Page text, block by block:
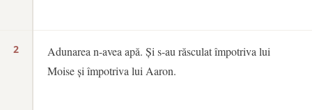
2
Adunarea n-avea apă. Și s-au răsculat împotriva lui
Moise și împotriva lui Aaron.